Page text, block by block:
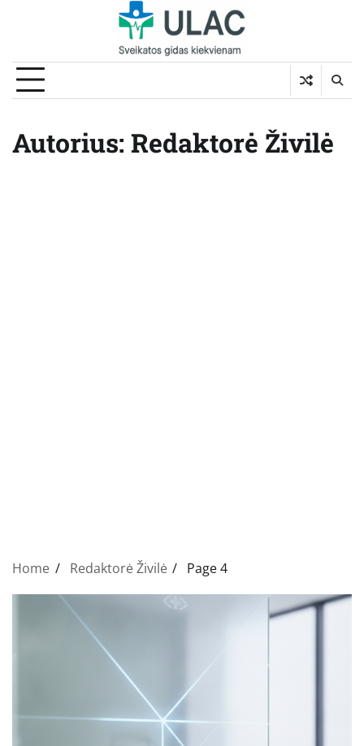
Autorius: Redaktorė Živilė
Home Redaktorė Živilė Page 4